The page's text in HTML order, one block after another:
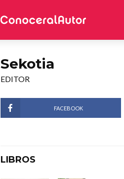
Sekotia
EDITOR
FACEBOOK
LIBROS